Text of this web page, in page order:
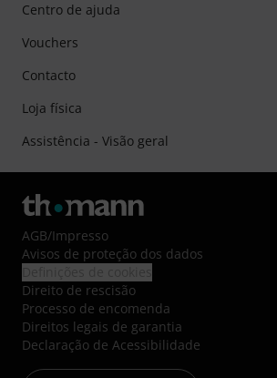
Centro de ajuda
Vouchers
Contacto
Loja física
Assistência - Visão geral
AGB/Impresso
Avisos de proteção dos dados
Direito de rescisão
Processo de encomenda
Direitos legais de garantia
Declaração de Acessibilidade